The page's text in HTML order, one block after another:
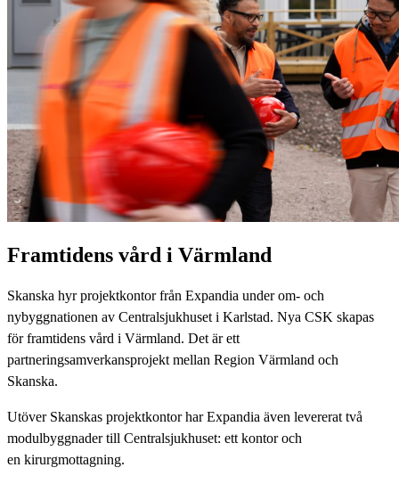
Framtidens vård i Värmland
Skanska hyr projektkontor från Expandia under om- och
nybyggnationen av Centralsjukhuset i Karlstad. Nya CSK skapas
för framtidens vård i Värmland. Det är ett
partneringsamverkansprojekt mellan Region Värmland och
Skanska.
Utöver Skanskas projektkontor har Expandia även levererat två
modulbyggnader till Centralsjukhuset: ett kontor och
en kirurgmottagning.